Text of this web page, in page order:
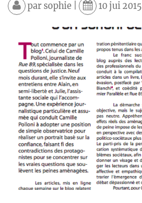
parsophie| 10 jui 2015